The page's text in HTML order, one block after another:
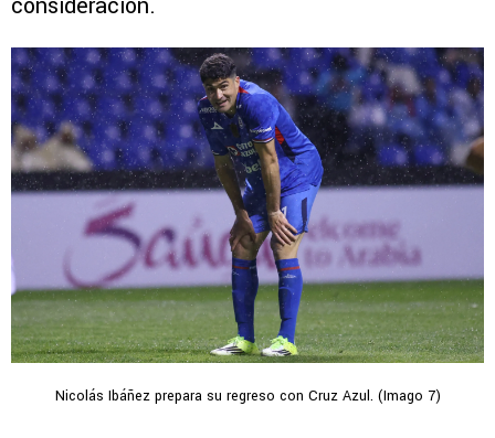
consideración.
Nicolás Ibáñez prepara su regreso con Cruz Azul. (Imago 7)